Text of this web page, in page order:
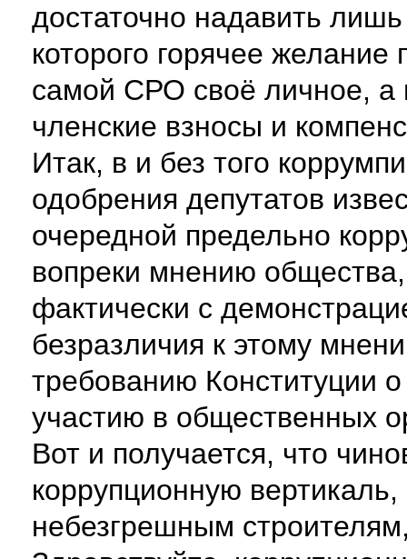
достаточно надавить
которого горячее желание
самой СРО своё личное, а
членские взносы и
Итак, в и без того
одобрения депутатов
очередной предельно
вопреки мнению общества,
фактически с
безразличия к этому
требованию Конституции
участию в общественных
Вот и получается, что
коррупционную
небезгрешным